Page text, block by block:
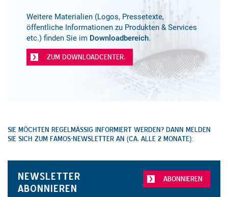
Weitere Materialien (Logos, Pressetexte,
öffentliche Informationen zu Produkten & Services
etc.) finden Sie im Downloadbereich.
ZUM DOWNLOADCENTER.
SIE MÖCHTEN REGELMÄSSIG INFORMIERT WERDEN? DANN MELDEN S
IE SICH ZUM FAMOS-NEWSLETTER AN (CA. ALLE 2 MONATE):
ABONNIEREN
NEWSLETTER
ABONNIEREN